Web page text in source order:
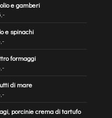
e gamberi
e spinachi
formaggi
di mare
porcinie crema di tartufo